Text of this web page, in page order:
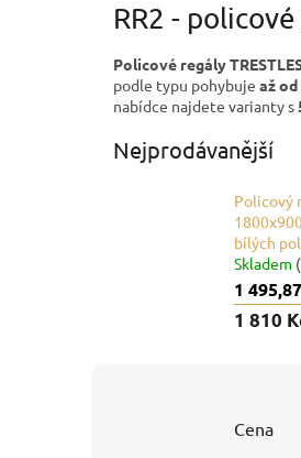
RR2 -
Policové regály
podle typu pohybuje až od
nabídce najdete varianty s
Nejprodávanější
Policový
bílých
Skladem
1
1 810
Cena